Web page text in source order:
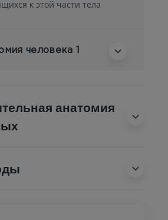
к этой части тела
человека 1
анатомия